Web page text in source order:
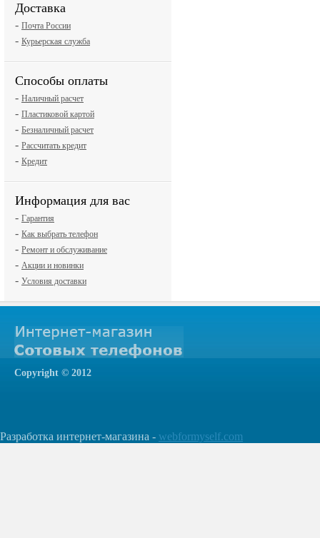
Доставка
- Почта России
- Курьерская служба
Способы оплаты
- Наличный расчет
- Пластиковой картой
- Безналичный расчет
- Рассчитать кредит
- Кредит
Информация для вас
- Гарантия
- Как выбрать телефон
- Ремонт и обслуживание
- Акции и новинки
- Условия доставки
Сopyright © 2012
Разработка интернет-магазина - webformyself.com